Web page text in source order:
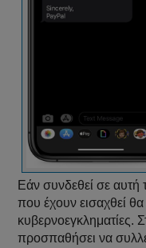
Εάν συνδεθεί σε
που έχουν εισαχθεί
κυβερνοεγκληματίες.
προσπαθήσει να